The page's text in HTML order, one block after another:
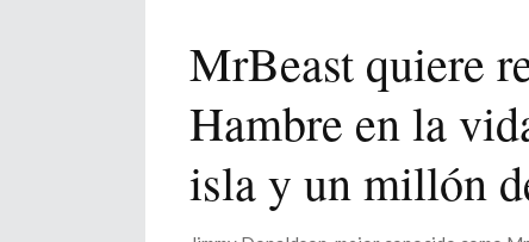
MrBeast quiere
Hambre en la
isla y un millón